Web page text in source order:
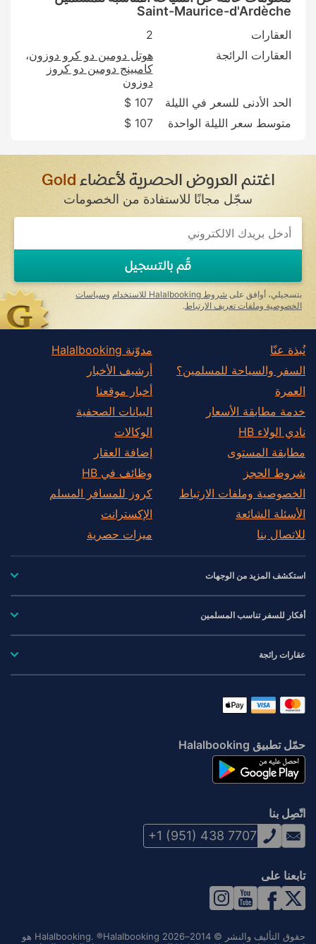
Saint-Maurice-d'Ardèche
العقارات
2
العقارات الرائجة
هوتل دومين دو كرو دوزون
كامبينج دومين دو كروز
دوزون
الحد الأدنى للسعر في الليلة
107 $
متوسط سعر الليلة الواحدة
107 $
اغتنم العروض الحصرية لأعضاءGold
سجّل مجانًا للاستفادة من الخصومات
If
you
ignore
this
field
قُم بالتسجيل
بتسجيلي، أوافق على شروط Halalbooking للاستخدام وسياسات
الخصوصية وملفات تعريف الارتباط .
نُبذة عنّا
السفر والسياحة للمسلمين؟
العمرة
خدمة مطابقة الأسعار
نادي الولاء HB
مطابقة المستوى
شروط الحجز
الخصوصية وملفات الارتباط
الأسئلة الشائعة
للاتصال بنا
مدوّنة Halalbooking
أرشيف الأخبار
أخبار موقعنا
البيانات الصحفية
الوكالات
إضافة العقار
وظائف في HB
كروز للمسافر المسلم
الإكسترانت
ميزات حصرية
استكشف المزيد من الوجهات
أفكار للسفر تناسب المسلمين
عقارات رائجة
حمّل تطبيق Halalbooking
اتّصِل بنا
+1 (951) 438 7707
تابعنا على
حقوق التأليف والنشر © 2014–2026 Halalbooking. ®Halalbooking هو